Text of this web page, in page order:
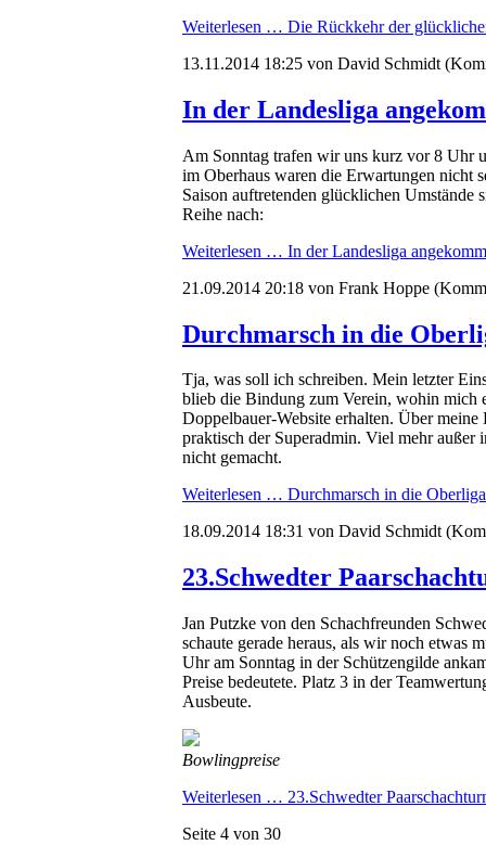
Weiterlesen … Die Rückkehr der
13.11.2014 18:25 von David Schmidt
In der Landesliga
Am Sonntag trafen wir uns kurz vor 8 Uhr
im Oberhaus waren die Erwartungen nicht
Saison auftretenden glücklichen Umstände
Reihe nach:
Weiterlesen … In der Landesliga
21.09.2014 20:18 von Frank Hoppe
Durchmarsch in die
Tja, was soll ich schreiben. Mein letzter
blieb die Bindung zum Verein, wohin mich
Doppelbauer-Website erhalten. Über
praktisch der Superadmin. Viel mehr außer
nicht gemacht.
Weiterlesen … Durchmarsch in die
18.09.2014 18:31 von David Schmidt
23.Schwedter
Jan Putzke von den Schachfreunden
schaute gerade heraus, als wir noch etwas
Uhr am Sonntag in der Schützengilde
Preise bedeutete. Platz 3 in der
Ausbeute.
Bowlingpreise
Weiterlesen … 23.Schwedter
Seite 4 von 30